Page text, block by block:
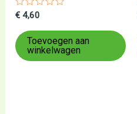
Gewaardeerd
uit
5
€ 4,60
Toevoegen aan
winkelwagen